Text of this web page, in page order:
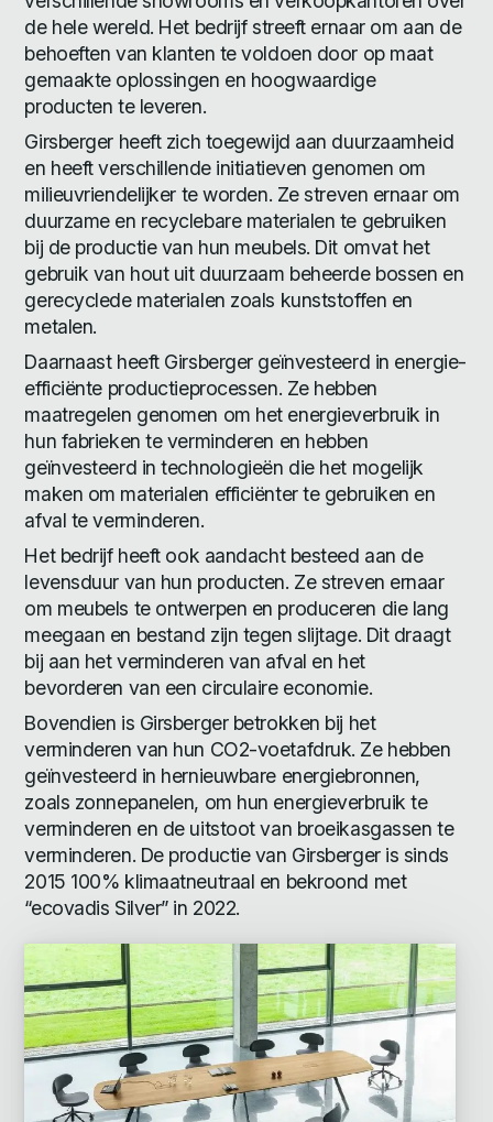
de hele wereld. Het bedrijf streeft ernaar om aan de
behoeften van klanten te voldoen door op maat
gemaakte oplossingen en hoogwaardige
producten te leveren.
Girsberger heeft zich toegewijd aan duurzaamheid
en heeft verschillende initiatieven genomen om
milieuvriendelijker te worden. Ze streven ernaar om
duurzame en recyclebare materialen te gebruiken
bij de productie van hun meubels. Dit omvat het
gebruik van hout uit duurzaam beheerde bossen en
gerecyclede materialen zoals kunststoffen en
metalen.
Daarnaast heeft Girsberger geïnvesteerd in energie-
efficiënte productieprocessen. Ze hebben
maatregelen genomen om het energieverbruik in
hun fabrieken te verminderen en hebben
geïnvesteerd in technologieën die het mogelijk
maken om materialen efficiënter te gebruiken en
afval te verminderen.
Het bedrijf heeft ook aandacht besteed aan de
levensduur van hun producten. Ze streven ernaar
om meubels te ontwerpen en produceren die lang
meegaan en bestand zijn tegen slijtage. Dit draagt
bij aan het verminderen van afval en het
bevorderen van een circulaire economie.
Bovendien is Girsberger betrokken bij het
verminderen van hun CO2-voetafdruk. Ze hebben
geïnvesteerd in hernieuwbare energiebronnen,
zoals zonnepanelen, om hun energieverbruik te
verminderen en de uitstoot van broeikasgassen te
verminderen. De productie van Girsberger is sinds
2015 100% klimaatneutraal en bekroond met
“ecovadis Silver” in 2022.